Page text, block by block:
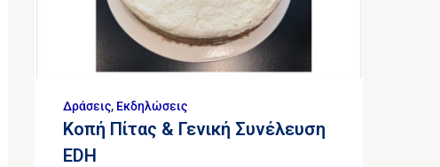
Δράσεις, Εκδηλώσεις
Κοπή Πίτας & Γενική Συνέλευση
EDH